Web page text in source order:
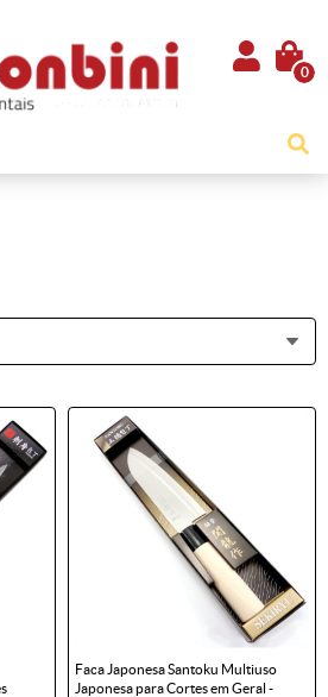
0
Faca Japonesa Santoku Multiuso
Japonesa para Cortes em Geral -